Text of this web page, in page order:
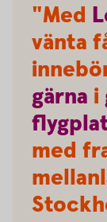
"Med
vänta
gärna i
med